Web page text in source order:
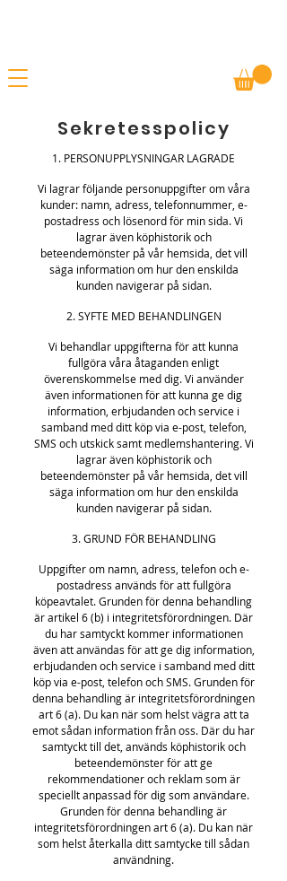
Sekretesspolicy
1. PERSONUPPLYSNINGAR LAGRADE
Vi lagrar följande personuppgifter om våra
kunder: namn, adress, telefonnummer, e-
postadress och lösenord för min sida. Vi
lagrar även köphistorik och
beteendemönster på vår hemsida, det vill
säga information om hur den enskilda
kunden navigerar på sidan.
2. SYFTE MED BEHANDLINGEN
Vi behandlar uppgifterna för att kunna
fullgöra våra åtaganden enligt
överenskommelse med dig. Vi använder
även informationen för att kunna ge dig
information, erbjudanden och service i
samband med ditt köp via e-post, telefon,
SMS och utskick samt medlemshantering. Vi
lagrar även köphistorik och
beteendemönster på vår hemsida, det vill
säga information om hur den enskilda
kunden navigerar på sidan.
3. GRUND FÖR BEHANDLING
Uppgifter om namn, adress, telefon och e-
postadress används för att fullgöra
köpeavtalet. Grunden för denna behandling
är artikel 6 (b) i integritetsförordningen. Där
du har samtyckt kommer informationen
även att användas för att ge dig information,
erbjudanden och service i samband med ditt
köp via e-post, telefon och SMS. Grunden för
denna behandling är integritetsförordningen
art 6 (a). Du kan när som helst vägra att ta
emot sådan information från oss. Där du har
samtyckt till det, används köphistorik och
beteendemönster för att ge
rekommendationer och reklam som är
speciellt anpassad för dig som användare.
Grunden för denna behandling är
integritetsförordningen art 6 (a). Du kan när
som helst återkalla ditt samtycke till sådan
användning.